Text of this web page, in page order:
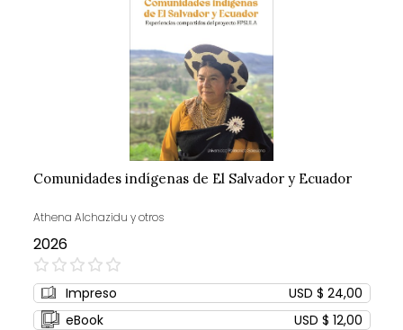
Comunidades indígenas de El Salvador y Ecuador
Athena Alchazidu y otros
2026
0%
Impreso
USD $ 24,00
eBook
USD $ 12,00